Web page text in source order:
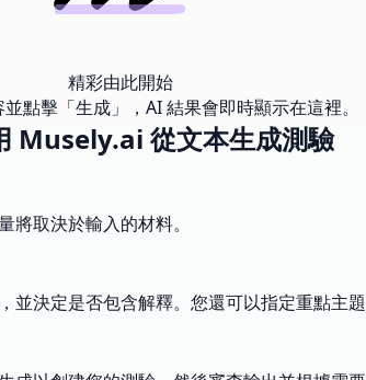
精彩由此開始
點擊「生成」，AI 結果會即時顯示在這裡。
Musely.ai 從文本生成測驗
取決於輸入的材料。
決定是否包含解釋。您還可以指定重點主題